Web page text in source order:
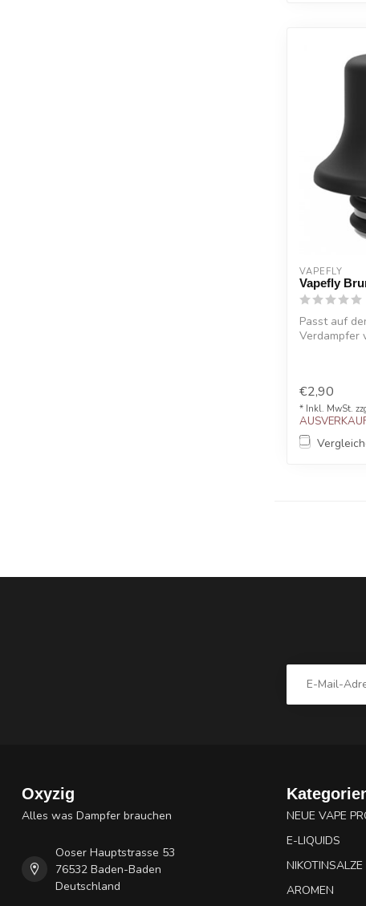
VAPEFLY
Vapefly
Passt auf
Verdampfer
€2,90
* Inkl. MwSt.
Oxyzig
Alles was Dampfer brauchen
Ooser Hauptstrasse 53
76532 Baden-Baden
Deutschland
NEUE VAPE
E-LIQUIDS
NIKOTINSALZE
AROMEN